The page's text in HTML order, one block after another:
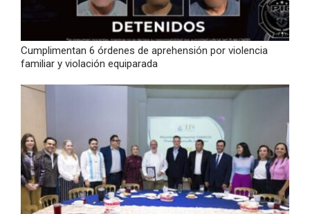
Cumplimentan 6 órdenes de aprehensión por violencia
familiar y violación equiparada